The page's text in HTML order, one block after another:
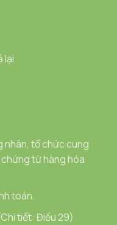
lại
nhân, tổ chức cung
từ hàng hóa
toán.
tiết: Điều 29)